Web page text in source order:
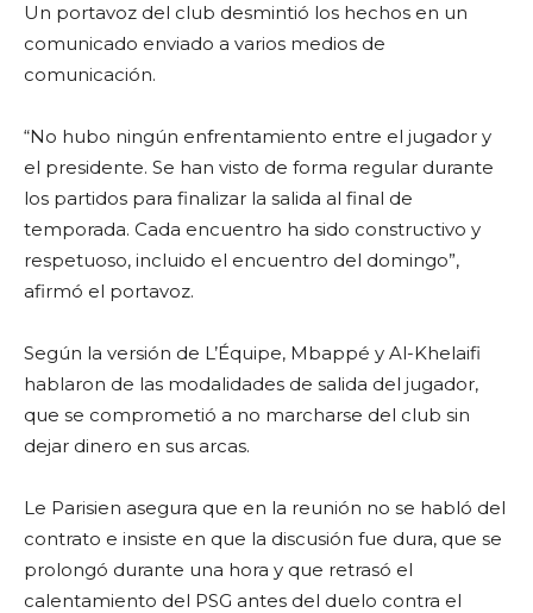
Un portavoz del club desmintió los hechos en un
comunicado enviado a varios medios de
comunicación.
“No hubo ningún enfrentamiento entre el jugador y
el presidente. Se han visto de forma regular durante
los partidos para finalizar la salida al final de
temporada. Cada encuentro ha sido constructivo y
respetuoso, incluido el encuentro del domingo”,
afirmó el portavoz.
Según la versión de L’Équipe, Mbappé y Al-Khelaifi
hablaron de las modalidades de salida del jugador,
que se comprometió a no marcharse del club sin
dejar dinero en sus arcas.
Le Parisien asegura que en la reunión no se habló del
contrato e insiste en que la discusión fue dura, que se
prolongó durante una hora y que retrasó el
calentamiento del PSG antes del duelo contra el